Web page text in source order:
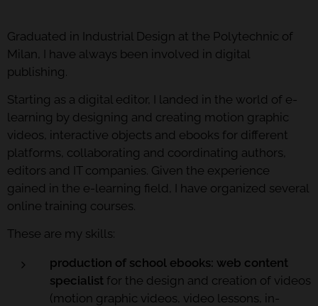
Graduated in Industrial Design at the Polytechnic of
Milan, I have always been involved in digital
publishing.
Starting as a digital editor, I landed in the world of e-
learning by designing and creating motion graphic
videos, interactive objects and ebooks for different
platforms, collaborating and coordinating authors,
editors and IT companies. Given the experience
gained in the e-learning field, I have organized several
online training courses.
These are my skills:
production of school ebooks: web content
specialist for the design and creation of videos
(motion graphic videos, video lessons, in-